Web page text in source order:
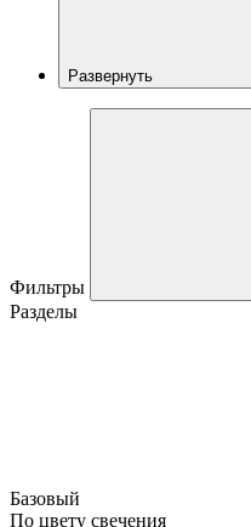
Развернуть
Фильтры
Разделы
Базовый
По цвету свечения